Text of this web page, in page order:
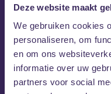
Deze website maakt
We gebruiken cookies
personaliseren, om
en om ons
informatie over uw
partners voor social